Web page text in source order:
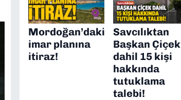
Mordoğan’daki
imar planına
itiraz!
Savcılıktan
Başkan Çiçek
dahil 15 kişi
hakkında
tutuklama
talebi!